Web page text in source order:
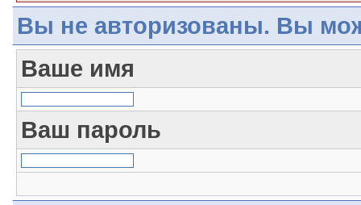
Вы не авторизованы. Вы
Ваше имя
Ваш пароль